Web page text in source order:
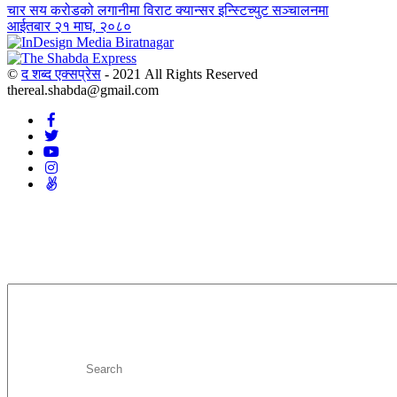
चार सय करोडको लगानीमा विराट क्यान्सर इन्स्टिच्युट सञ्चालनमा
आईतबार २१ माघ, २०८०
©द शब्द एक्सप्रेस - 2021 All Rights Reserved
thereal.shabda@gmail.com